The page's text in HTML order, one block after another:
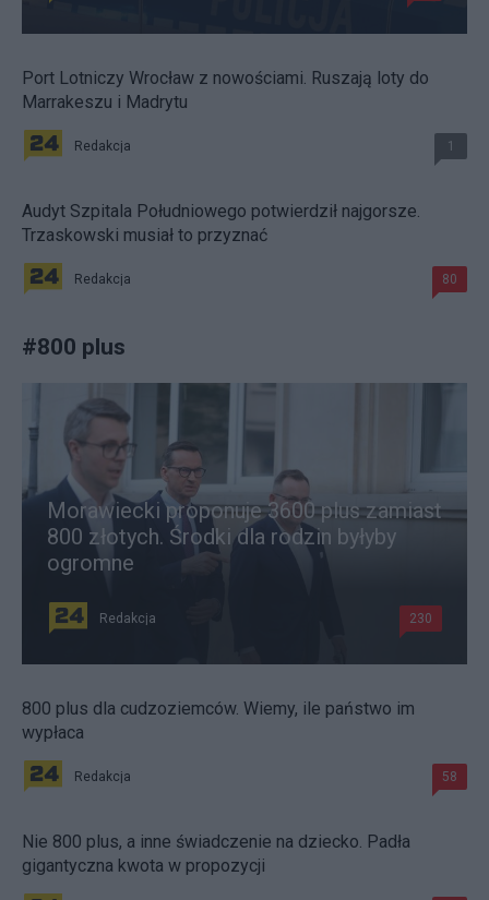
Port Lotniczy Wrocław z nowościami. Ruszają loty do
Marrakeszu i Madrytu
Redakcja 1
Audyt Szpitala Południowego potwierdził najgorsze.
Trzaskowski musiał to przyznać
Redakcja 80
#800 plus
Morawiecki proponuje 3600 plus zamiast
800 złotych. Środki dla rodzin byłyby
ogromne
Redakcja 230
800 plus dla cudzoziemców. Wiemy, ile państwo im
wypłaca
Redakcja 58
Nie 800 plus, a inne świadczenie na dziecko. Padła
gigantyczna kwota w propozycji